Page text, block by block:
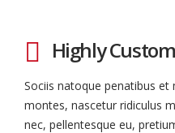
Highly
Sociis natoque penatibus
montes, nascetur ridiculus
nec, pellentesque eu,